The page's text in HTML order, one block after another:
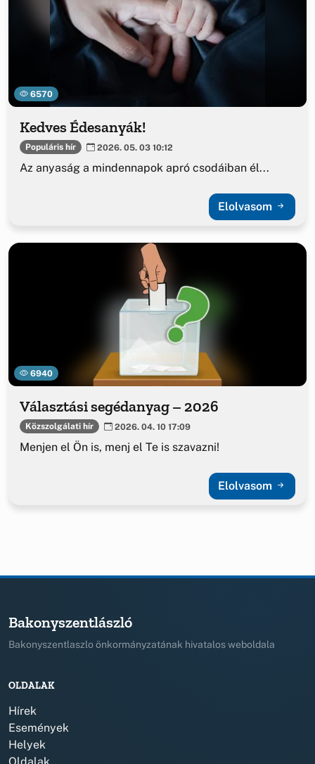
6570
Kedves Édesanyák!
Populáris hír 2026. 05. 03 10:12
Az anyaság a mindennapok apró csodáiban él...
Elolvasom
6940
Választási segédanyag – 2026
Közszolgálati hír 2026. 04. 10 17:09
Menjen el Ön is, menj el Te is szavazni!
Elolvasom
Bakonyszentlászló
Bakonyszentlaszlo önkormányzatának hivatalos weboldala
OLDALAK
Hírek
Események
Helyek